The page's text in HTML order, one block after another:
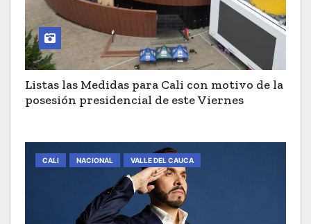
Listas las Medidas para Cali con motivo de la
posesión presidencial de este Viernes
CALI NACIONAL VALLE DEL CAUCA